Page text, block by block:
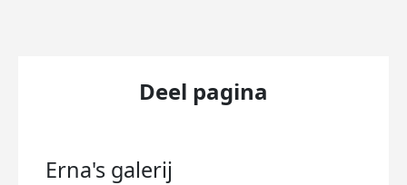
Deel pagina
Erna's galerij